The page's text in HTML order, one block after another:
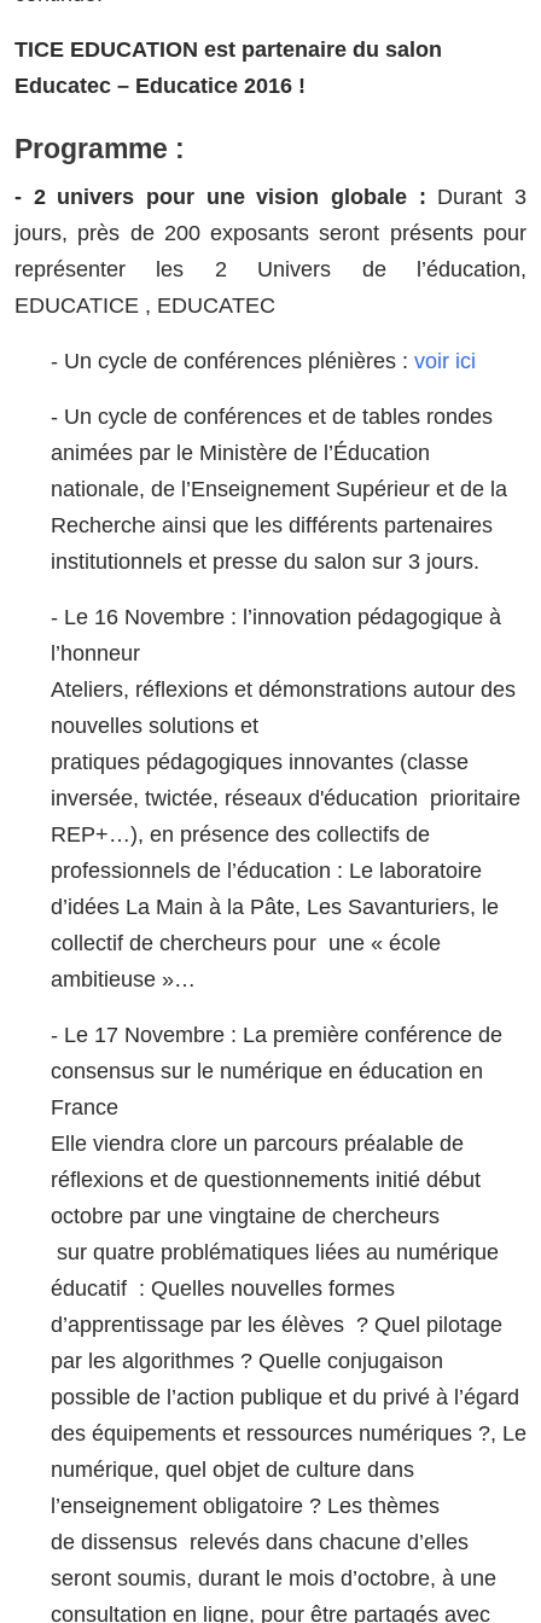
TICE EDUCATION est partenaire du salon
Educatec – Educatice 2016 !
Programme :
- 2 univers pour une vision globale : Durant 3
jours, près de 200 exposants seront présents pour
représenter les 2 Univers de l’éducation,
EDUCATICE , EDUCATEC
- Un cycle de conférences plénières : voir ici
- Un cycle de conférences et de tables rondes
animées par le Ministère de l’Éducation
nationale, de l’Enseignement Supérieur et de la
Recherche ainsi que les différents partenaires
institutionnels et presse du salon sur 3 jours.
- Le 16 Novembre : l’innovation pédagogique à
l’honneur
Ateliers, réflexions et démonstrations autour des
nouvelles solutions et
pratiques pédagogiques innovantes (classe
inversée, twictée, réseaux d'éducation prioritaire
REP+…), en présence des collectifs de
professionnels de l’éducation : Le laboratoire
d’idées La Main à la Pâte, Les Savanturiers, le
collectif de chercheurs pour une « école
ambitieuse »…
- Le 17 Novembre : La première conférence de
consensus sur le numérique en éducation en
France
Elle viendra clore un parcours préalable de
réflexions et de questionnements initié début
octobre par une vingtaine de chercheurs
sur quatre problématiques liées au numérique
éducatif : Quelles nouvelles formes
d’apprentissage par les élèves ? Quel pilotage
par les algorithmes ? Quelle conjugaison
possible de l’action publique et du privé à l’égard
des équipements et ressources numériques ?, Le
numérique, quel objet de culture dans
l’enseignement obligatoire ? Les thèmes
de dissensus relevés dans chacune d’elles
seront soumis, durant le mois d’octobre, à une
consultation en ligne, pour être partagés avec